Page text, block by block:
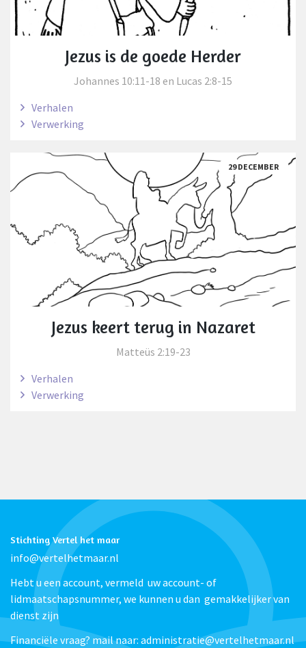
Jezus is de goede Herder
Johannes 10:11-18 en Lucas 2:8-15
Verhalen
Verwerking
29 DECEMBER
Jezus keert terug in Nazaret
Matteüs 2:19-23
Verhalen
Verwerking
Stichting Vertel het maar
info@vertelhetmaar.nl
Hebt u een account, vermeld uw account- of
lidmaatschapsnummer, we kunnen u dan gemakkelijker van
dienst zijn
Financiële vraag? mail naar: administratie@vertelhetmaar.nl